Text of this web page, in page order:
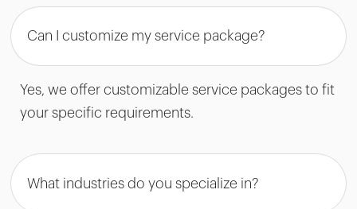
Can I customize my service package?
Yes, we offer customizable service packages to fit
your specific requirements.
What industries do you specialize in?